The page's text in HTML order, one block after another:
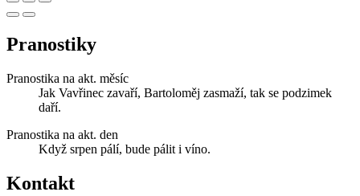
Pranostiky
Pranostika na akt. měsíc
Jak Vavřinec zavaří, Bartoloměj zasmaží, tak se podzimek
daří.
Pranostika na akt. den
Když srpen pálí, bude pálit i víno.
Kontakt